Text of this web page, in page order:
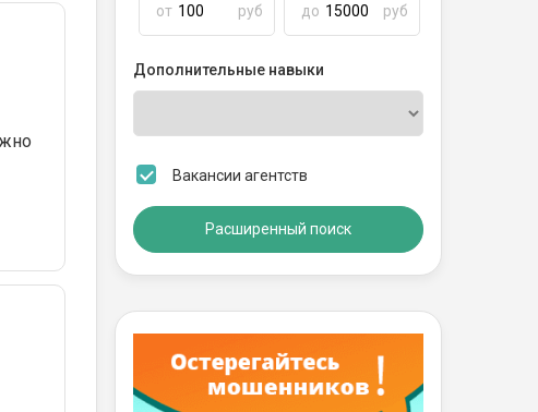
от руб до руб
Дополнительные навыки
Вакансии агентств
Расширенный поиск